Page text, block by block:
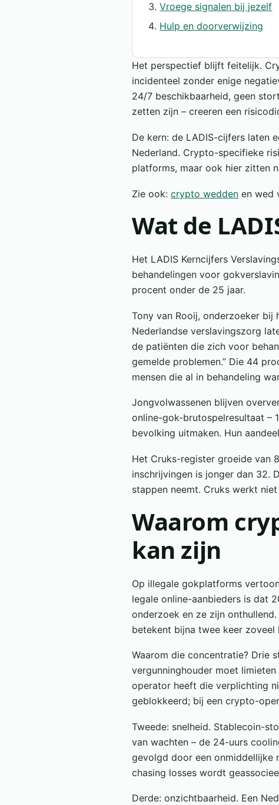
Vroege signalen bij jezelf
Hulp en doorverwijzing
Het perspectief blijft feitelijk.
incidenteel zonder enige
24/7 beschikbaarheid, geen
zetten zijn – creeren een
De kern: de LADIS-cijfers laten
Nederland. Crypto-specifieke
platforms, maar ook hier zitten
Zie ook: crypto wedden en wed
Wat de
Het LADIS Kerncijfers
behandelingen voor
procent onder de 25 jaar.
Tony van Rooij, onderzoeker
Nederlandse verslavingszorg
de patiënten die zich voor
gemelde problemen.” Die 44
mensen die al in behandeling
Jongvolwassenen blijven
online-gok-brutospelresultaat –
bevolking uitmaken. Hun
Het Cruks-register groeide van
inschrijvingen is jonger dan 32.
stappen neemt. Cruks werkt
Waarom
kan zijn
Op illegale gokplatforms
legale online-aanbieders is dat
onderzoek en ze zijn
betekent bijna twee keer
Waarom die concentratie? Drie
vergunninghouder moet
operator heeft die verplichting
geblokkeerd; bij een crypto-
Tweede: snelheid. Stablecoin-
van wachten – de 24-uurs
gevolgd door een onmiddellijke
chasing losses wordt
Derde: onzichtbaarheid. Een